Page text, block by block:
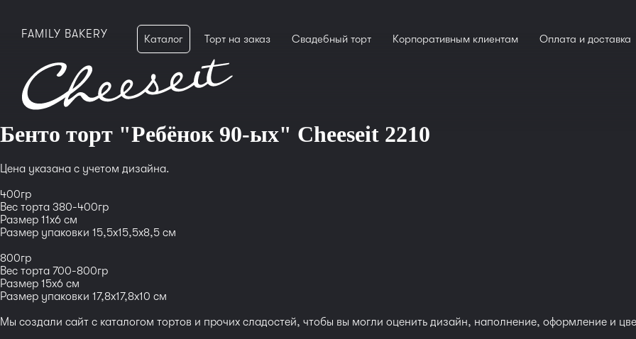
FAMILY BAKERY Каталог Торт на заказ Свадебный торт Корпоративным клиентам Оплата и доставка
Бенто торт "Ребёнок 90-ых" Cheeseit 2210
Цена указана с учетом дизайна.
400гр
Вес торта 380-400гр
Размер 11x6 см
Размер упаковки 15,5x15,5x8,5 см
800гр
Вес торта 700-800гр
Размер 15x6 см
Размер упаковки 17,8x17,8x10 см
Мы создали сайт с каталогом тортов и прочих сладостей, чтобы вы могли оценить дизайн, наполнение, оформление и